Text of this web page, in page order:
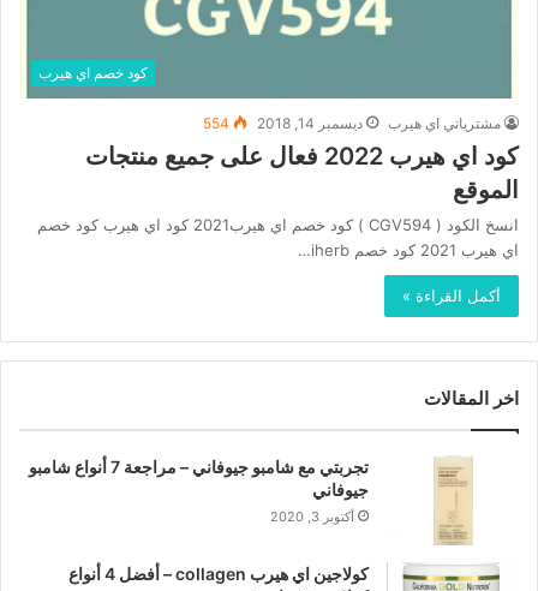
كود خصم اي هيرب
مشترياتي اي هيرب ديسمبر 14, 2018 554
كود اي هيرب 2022 فعال على جميع منتجات
الموقع
انسخ الكود ( CGV594 ) كود خصم اي هيرب2021 كود اي هيرب كود خصم
اي هيرب 2021 كود خصم iherb…
أكمل القراءة »
اخر المقالات
تجربتي مع شامبو جيوفاني – مراجعة 7 أنواع شامبو
جيوفاني
أكتوبر 3, 2020
كولاجين اي هيرب collagen – أفضل 4 أنواع